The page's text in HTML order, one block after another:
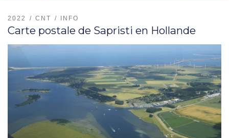
2022 CNT INFO
Carte postale de Sapristi en Hollande